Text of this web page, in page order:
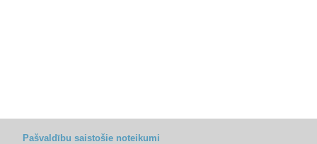
Pašvaldību saistošie noteikumi